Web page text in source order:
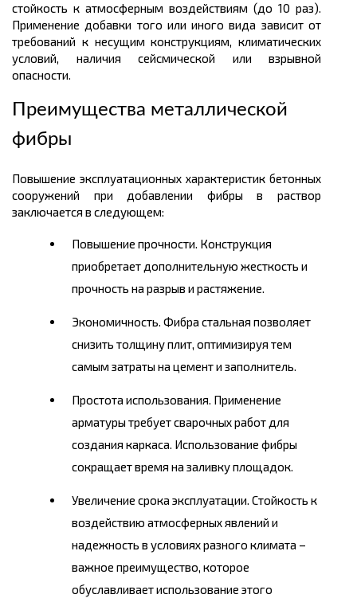
стойкость к атмосферным воздействиям (до 10 раз).
Применение добавки того или иного вида зависит от
требований к несущим конструкциям, климатических
условий, наличия сейсмической или взрывной
опасности.
Преимущества металлической
фибры
Повышение эксплуатационных характеристик бетонных
сооружений при добавлении фибры в раствор
заключается в следующем:
Повышение прочности. Конструкция
приобретает дополнительную жесткость и
прочность на разрыв и растяжение.
Экономичность. Фибра стальная позволяет
снизить толщину плит, оптимизируя тем
самым затраты на цемент и заполнитель.
Простота использования. Применение
арматуры требует сварочных работ для
создания каркаса. Использование фибры
сокращает время на заливку площадок.
Увеличение срока эксплуатации. Стойкость к
воздействию атмосферных явлений и
надежность в условиях разного климата –
важное преимущество, которое
обуславливает использование этого